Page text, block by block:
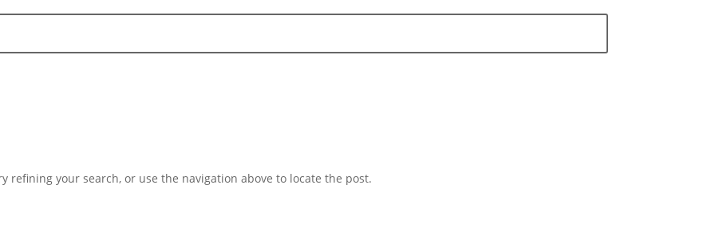
refining your search, or use the navigation above to locate the post.